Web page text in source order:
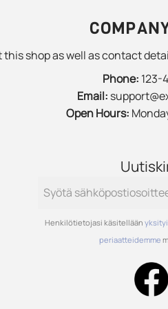
shop as well as contact
Phone: 123-
Email:
Open Hours:
Henkilötietojasi käsitellään
periaatteidemme